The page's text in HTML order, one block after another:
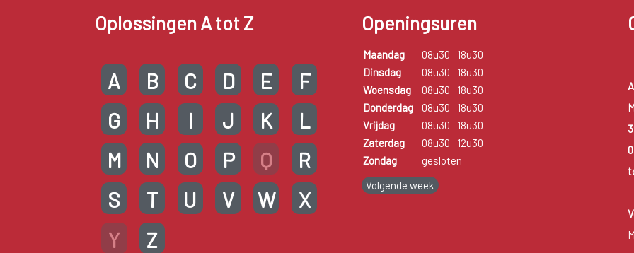
Oplossingen A tot Z
A B C D E
F
G
H I J K
L
M
N O P Q
R
S
T U V W
X
Y
Z
Openingsuren
Maandag 08u30
18u30
Dinsdag
08u30
18u30
Woensdag
08u30
18u30
Donderdag
08u30
18u30
Vrijdag
08u30
18u30
Zaterdag
08u30
12u30
Zondag
gesloten
Volgende week